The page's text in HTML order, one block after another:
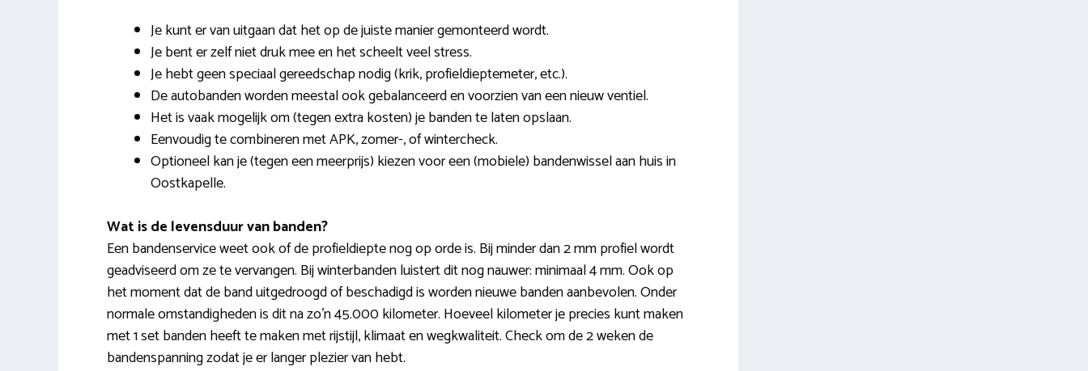
Je kunt er van uitgaan dat het op de juiste manier gemonteerd wordt.
Je bent er zelf niet druk mee en het scheelt veel stress.
Je hebt geen speciaal gereedschap nodig (krik, profieldieptemeter, etc.).
De autobanden worden meestal ook gebalanceerd en voorzien van een nieuw ventiel.
Het is vaak mogelijk om (tegen extra kosten) je banden te laten opslaan.
Eenvoudig te combineren met APK, zomer-, of wintercheck.
Optioneel kan je (tegen een meerprijs) kiezen voor een (mobiele) bandenwissel aan huis in
Oostkapelle.
Wat is de levensduur van banden?
Een bandenservice weet ook of de profieldiepte nog op orde is. Bij minder dan 2 mm profiel wordt
geadviseerd om ze te vervangen. Bij winterbanden luistert dit nog nauwer: minimaal 4 mm. Ook op
het moment dat de band uitgedroogd of beschadigd is worden nieuwe banden aanbevolen. Onder
normale omstandigheden is dit na zo’n 45.000 kilometer. Hoeveel kilometer je precies kunt maken
met 1 set banden heeft te maken met rijstijl, klimaat en wegkwaliteit. Check om de 2 weken de
bandenspanning zodat je er langer plezier van hebt.